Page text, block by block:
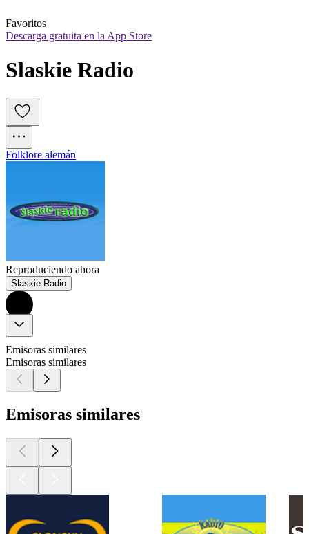
Favoritos
Descarga gratuita en la App Store
Slaskie Radio
Folklore alemán
Reproduciendo ahora
Slaskie Radio
Emisoras similares
Emisoras similares
Emisoras similares